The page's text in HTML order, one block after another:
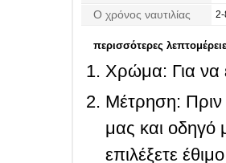
Ο χρόνος ναυτιλίας 2-
περισσότερες
Χρώμα: Για να
Μέτρηση: Πριν
μας και οδηγό
επιλέξετε